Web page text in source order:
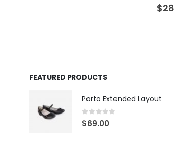
0
$
FEATURED PRODUCTS
Porto Extended Layout
0 out of 5
$69.00